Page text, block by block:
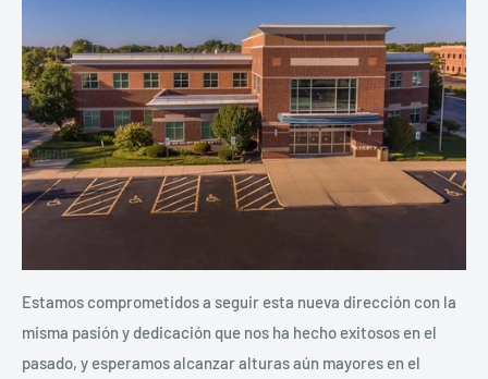
Estamos comprometidos a seguir esta nueva dirección con la
misma pasión y dedicación que nos ha hecho exitosos en el
pasado, y esperamos alcanzar alturas aún mayores en el